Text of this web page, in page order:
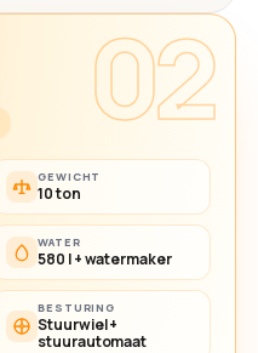
02
GEWICHT
10 ton
WATER
580 l + watermaker
BESTURING
Stuurwiel +
stuurautomaat